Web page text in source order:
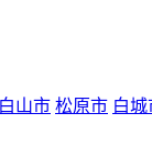
白山市 松原市 白城